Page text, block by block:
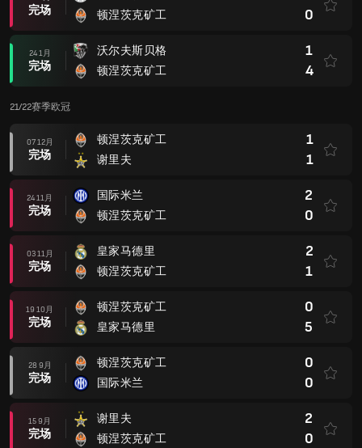
完场
顿涅茨克矿工
0
24 1月
完场
沃尔夫斯贝格
顿涅茨克矿工
1
4
21/22赛季欧冠
07 12月
完场
顿涅茨克矿工
谢里夫
1
1
24 11月
完场
国际米兰
顿涅茨克矿工
2
0
03 11月
完场
皇家马德里
顿涅茨克矿工
2
1
19 10月
完场
顿涅茨克矿工
皇家马德里
0
5
28 9月
完场
顿涅茨克矿工
国际米兰
0
0
15 9月
完场
谢里夫
顿涅茨克矿工
2
0